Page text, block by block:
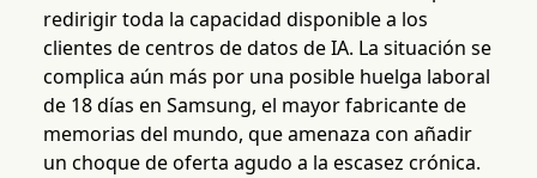
redirigir toda la capacidad disponible a los
clientes de centros de datos de IA. La situación se
complica aún más por una posible huelga laboral
de 18 días en Samsung, el mayor fabricante de
memorias del mundo, que amenaza con añadir
un choque de oferta agudo a la escasez crónica.